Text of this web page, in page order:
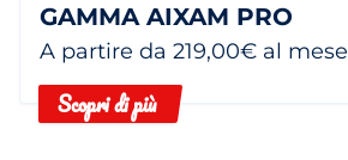
GAMMA AIXAM PRO
A partire da 219,00€ al mese
Scopri di più